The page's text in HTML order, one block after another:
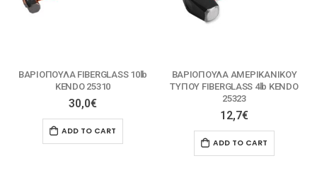
ΒΑΡΙΟΠΟΥΛΑ FIBERGLASS 10lb
KENDO 25310
30,0€
ADD TO CART
ΒΑΡΙΟΠΟΥΛΑ ΑΜΕΡΙΚΑΝΙΚΟΥ
ΤΥΠΟΥ FIBERGLASS 4lb KENDO
25323
12,7€
ADD TO CART